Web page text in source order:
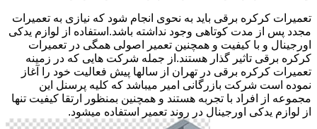
تعمیرات کرکره برقی باید به نحوی انجام شود که نیازی به تعمیرات
مجدد پس از مدت کوتاهی وجود نداشته باشد.استفاده از لوازم یدکی
اورجینال و با کیفیت و همچنین تعمیر اصولی همگی در تعمیرات
کرکره برقی تاثیر گذار هستند.از جمله شرکت هایی که در زمینه
تعمیرات کرکره برقی در تهران از سالها پیش فعالیت خود را آغاز
نموده است شرکت بازرگانی امیر میباشد که کلیه پرسنل این
مجموعه از افراد با تجربه هستند و همچنین بمنظور ارتقا کیفیت تنها
از لوازم یدکی اورجینال در روند تعمیر استفاده میشود.